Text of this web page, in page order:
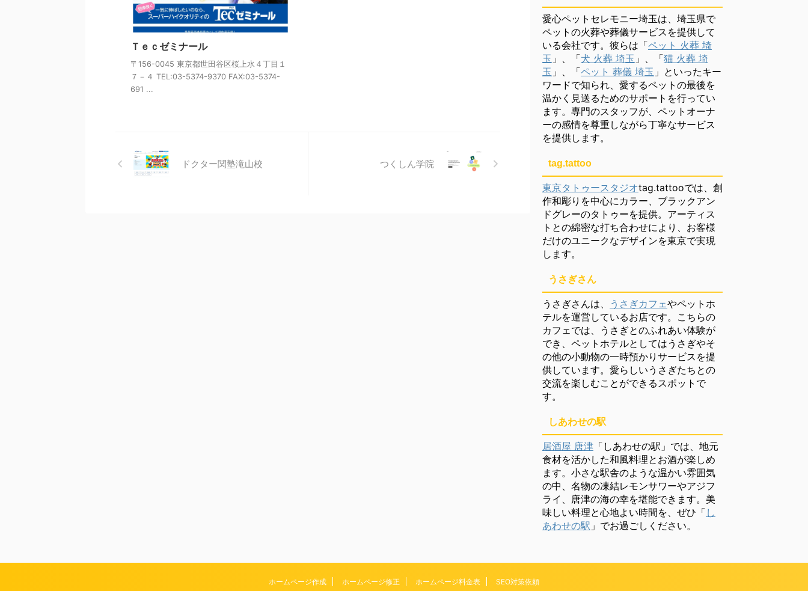
Ｔｅｃゼミナール
〒156-0045 東京都世田谷区桜上水４丁目１
７－４ TEL:03-5374-9370 FAX:03-5374-
691 ...
ドクター関塾滝山校 つくしん学院
愛心ペットセレモニー埼玉は、埼玉県で
ペットの火葬や葬儀サービスを提供して
いる会社です。彼らは「ペット 火葬 埼
玉 」、「犬 火葬 埼玉 」、「猫 火葬 埼
玉 」、「ペット 葬儀 埼玉 」といったキー
ワードで知られ、愛するペットの最後を
温かく見送るためのサポートを行ってい
ます。専門のスタッフが、ペットオーナ
ーの感情を尊重しながら丁寧なサービス
を提供します。
tag.tattoo
東京タトゥースタジオtag.tattooでは、創
作和彫りを中心にカラー、ブラックアン
ドグレーのタトゥーを提供。アーティス
トとの綿密な打ち合わせにより、お客様
だけのユニークなデザインを東京で実現
します。
うさぎさん
うさぎさんは、 うさぎカフェやペットホ
テルを運営しているお店です。こちらの
カフェでは、うさぎとのふれあい体験が
でき、ペットホテルとしてはうさぎやそ
の他の小動物の一時預かりサービスを提
供しています。愛らしいうさぎたちとの
交流を楽しむことができるスポットで
す。
しあわせの駅
居酒屋 唐津 「しあわせの駅」では、地元
食材を活かした和風料理とお酒が楽しめ
ます。小さな駅舎のような温かい雰囲気
の中、名物の凍結レモンサワーやアジフ
ライ、唐津の海の幸を堪能できます。美
味しい料理と心地よい時間を、ぜひ「 し
あわせの駅 」でお過ごしください。
ホームページ作成 ホームページ修正 ホームページ料金表 SEO対策依頼